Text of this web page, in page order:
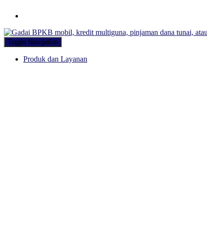
Toggle Navigation
Produk dan Layanan